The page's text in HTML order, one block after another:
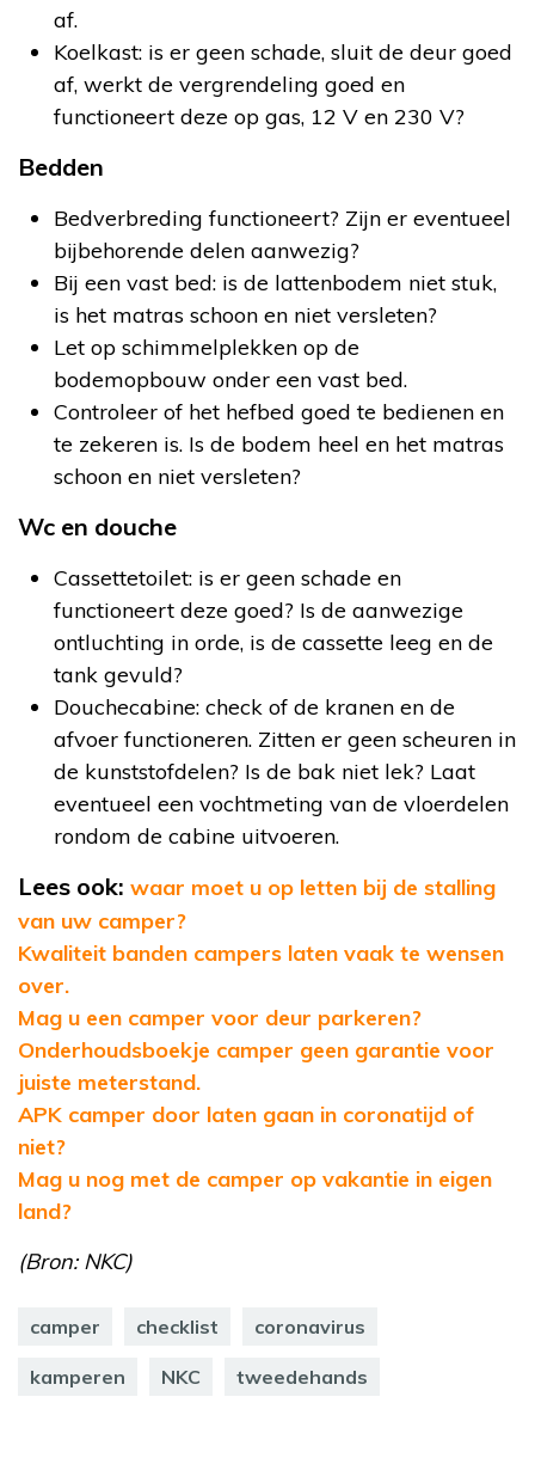
af.
Koelkast: is er geen schade, sluit de deur goed
af, werkt de vergrendeling goed en
functioneert deze op gas, 12 V en 230 V?
Bedden
Bedverbreding functioneert? Zijn er eventueel
bijbehorende delen aanwezig?
Bij een vast bed: is de lattenbodem niet stuk,
is het matras schoon en niet versleten?
Let op schimmelplekken op de
bodemopbouw onder een vast bed.
Controleer of het hefbed goed te bedienen en
te zekeren is. Is de bodem heel en het matras
schoon en niet versleten?
Wc en douche
Cassettetoilet: is er geen schade en
functioneert deze goed? Is de aanwezige
ontluchting in orde, is de cassette leeg en de
tank gevuld?
Douchecabine: check of de kranen en de
afvoer functioneren. Zitten er geen scheuren in
de kunststofdelen? Is de bak niet lek? Laat
eventueel een vochtmeting van de vloerdelen
rondom de cabine uitvoeren.
Lees ook: waar moet u op letten bij de stalling
van uw camper?
Kwaliteit banden campers laten vaak te wensen
over.
Mag u een camper voor deur parkeren?
Onderhoudsboekje camper geen garantie voor
juiste meterstand.
APK camper door laten gaan in coronatijd of
niet?
Mag u nog met de camper op vakantie in eigen
land?
(Bron: NKC)
camper checklist coronavirus
kamperen NKC tweedehands